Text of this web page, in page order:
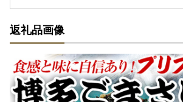
返礼品画像